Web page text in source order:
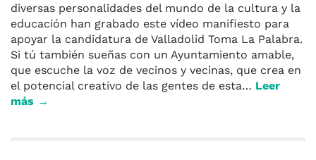
diversas personalidades del mundo de la cultura y la
educación han grabado este vídeo manifiesto para
apoyar la candidatura de Valladolid Toma La Palabra.
Si tú también sueñas con un Ayuntamiento amable,
que escuche la voz de vecinos y vecinas, que crea en
el potencial creativo de las gentes de esta… Leer
más →